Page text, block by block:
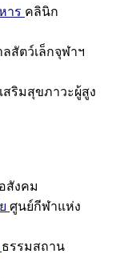
าร คลินิก
สัตว์เล็กจุฬาฯ
สริมสุขภาวะผู้สูง
สังคม
ศูนย์กีฬาแห่ง
ธรรมสถาน